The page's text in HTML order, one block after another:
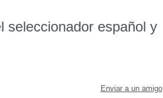
seleccionador español y
Enviar a un amigo